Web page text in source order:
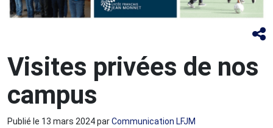
Visites privées de nos
campus
Publié le 13 mars 2024parCommunication LFJM